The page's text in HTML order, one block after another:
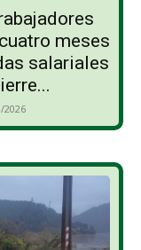
meses
salariales
2026